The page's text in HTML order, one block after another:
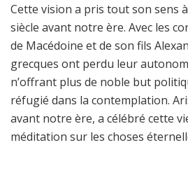
Cette vision a pris tout son sens
siècle avant notre ère. Avec les
de Macédoine et de son fils
grecques ont perdu leur
n’offrant plus de noble but
réfugié dans la contemplation.
avant notre ère, a célébré cette
méditation sur les choses